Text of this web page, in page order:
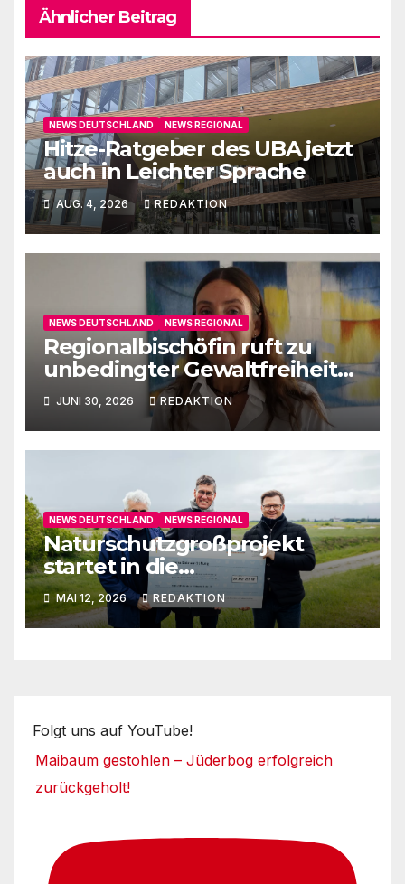
Ähnlicher Beitrag
NEWS DEUTSCHLAND NEWS REGIONAL
Hitze-Ratgeber des UBA jetzt
auch in Leichter Sprache
AUG. 4, 2026 REDAKTION
NEWS DEUTSCHLAND NEWS REGIONAL
Regionalbischöfin ruft zu
unbedingter Gewaltfreiheit
auf
JUNI 30, 2026 REDAKTION
NEWS DEUTSCHLAND NEWS REGIONAL
Naturschutzgroßprojekt
startet in die
Umsetzungsphase
MAI 12, 2026 REDAKTION
Folgt uns auf YouTube!
Maibaum gestohlen – Jüderbog erfolgreich
zurückgeholt!